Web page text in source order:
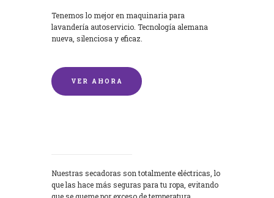
Tenemos lo mejor en maquinaria para
lavandería autoservicio. Tecnología alemana
nueva, silenciosa y eficaz.
VER AHORA
Nuestras secadoras son totalmente eléctricas, lo
que las hace más seguras para tu ropa, evitando